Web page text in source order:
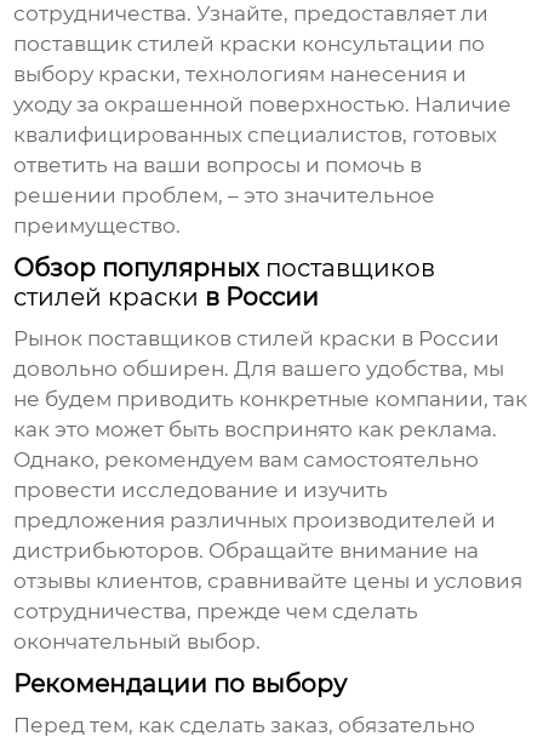
сотрудничества. Узнайте, предоставляет ли
поставщик стилей краски консультации по
выбору краски, технологиям нанесения и
уходу за окрашенной поверхностью. Наличие
квалифицированных специалистов, готовых
ответить на ваши вопросы и помочь в
решении проблем, – это значительное
преимущество.
Обзор популярных поставщиков
стилей краски в России
Рынок поставщиков стилей краски в России
довольно обширен. Для вашего удобства, мы
не будем приводить конкретные компании, так
как это может быть воспринято как реклама.
Однако, рекомендуем вам самостоятельно
провести исследование и изучить
предложения различных производителей и
дистрибьюторов. Обращайте внимание на
отзывы клиентов, сравнивайте цены и условия
сотрудничества, прежде чем сделать
окончательный выбор.
Рекомендации по выбору
Перед тем, как сделать заказ, обязательно